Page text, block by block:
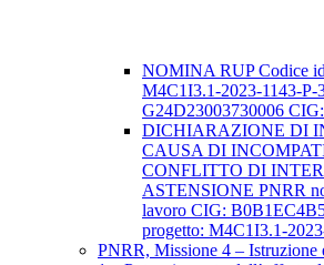
NOMINA RUP Codice
M4C1I3.1-2023-1143-P-
G24D23003730006
DICHIARAZIONE DI
CAUSA DI
CONFLITTO DI
ASTENSIONE PNRR
lavoro CIG:
progetto: M4C1I3.1-
PNRR, Missione 4 – Istruzione